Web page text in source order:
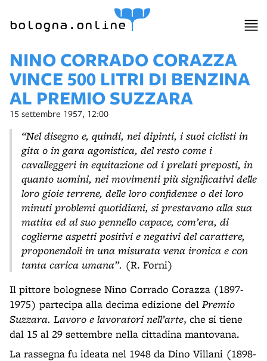
bologna.online
NINO CORRADO CORAZZA
VINCE 500 LITRI DI BENZINA
AL PREMIO SUZZARA
15 settembre 1957, 12:00
“Nel disegno e, quindi, nei dipinti, i suoi ciclisti in
gita o in gara agonistica, del resto come i
cavalleggeri in equitazione od i prelati preposti, in
quanto uomini, nei movimenti più significativi delle
loro gioie terrene, delle loro confidenze o dei loro
minuti problemi quotidiani, si prestavano alla sua
matita ed al suo pennello capace, com’era, di
coglierne aspetti positivi e negativi del carattere,
proponendoli in una misurata vena ironica e con
tanta carica umana”. (R. Forni)
Il pittore bolognese Nino Corrado Corazza (1897-
1975) partecipa alla decima edizione del Premio
Suzzara. Lavoro e lavoratori nell’arte, che si tiene
dal 15 al 29 settembre nella cittadina mantovana.
La rassegna fu ideata nel 1948 da Dino Villani (1898-